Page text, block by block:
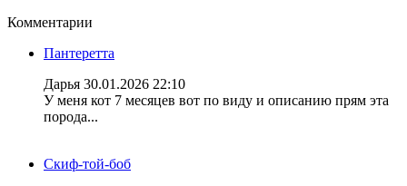
Комментарии
Пантеретта
Дарья 30.01.2026 22:10
У меня кот 7 месяцев вот по виду и описанию прям эта
порода...
Скиф-той-боб